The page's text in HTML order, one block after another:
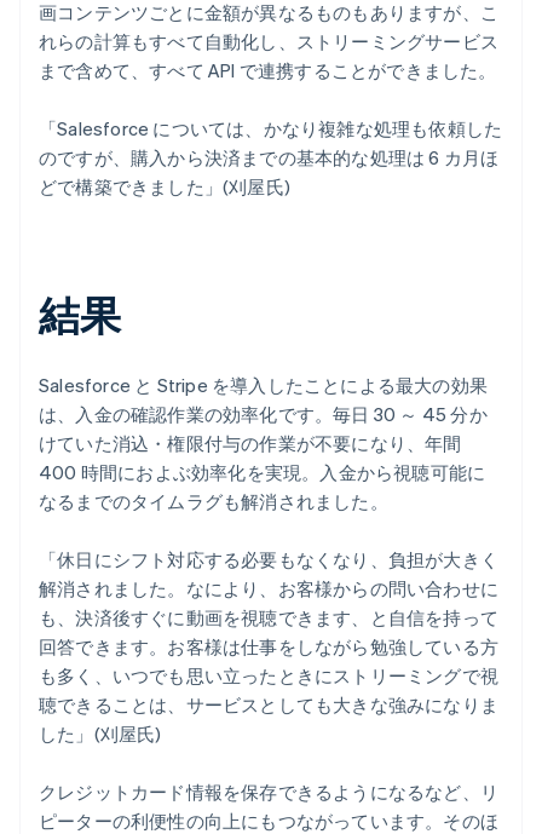
画コンテンツごとに金額が異なるものもありますが、こ
れらの計算もすべて自動化し、ストリーミングサービス
まで含めて、すべて API で連携することができました。
「Salesforce については、かなり複雑な処理も依頼した
のですが、購入から決済までの基本的な処理は 6 カ月ほ
どで構築できました」(刈屋氏)
結果
Salesforce と Stripe を導入したことによる最大の効果
は、入金の確認作業の効率化です。毎日 30 ～ 45 分か
けていた消込・権限付与の作業が不要になり、年間
400 時間におよぶ効率化を実現。入金から視聴可能に
なるまでのタイムラグも解消されました。
「休日にシフト対応する必要もなくなり、負担が大きく
解消されました。なにより、お客様からの問い合わせに
も、決済後すぐに動画を視聴できます、と自信を持って
回答できます。お客様は仕事をしながら勉強している方
も多く、いつでも思い立ったときにストリーミングで視
聴できることは、サービスとしても大きな強みになりま
した」(刈屋氏)
クレジットカード情報を保存できるようになるなど、リ
ピーターの利便性の向上にもつながっています。そのほ